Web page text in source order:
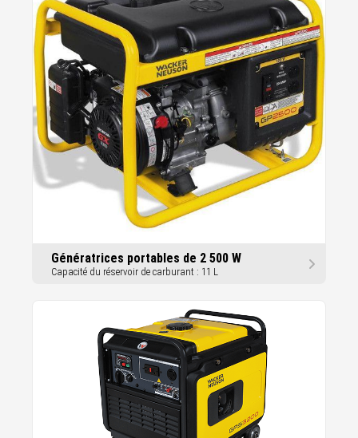
Génératrices portables de 2 500 W
Capacité du réservoir de carburant : 11 L